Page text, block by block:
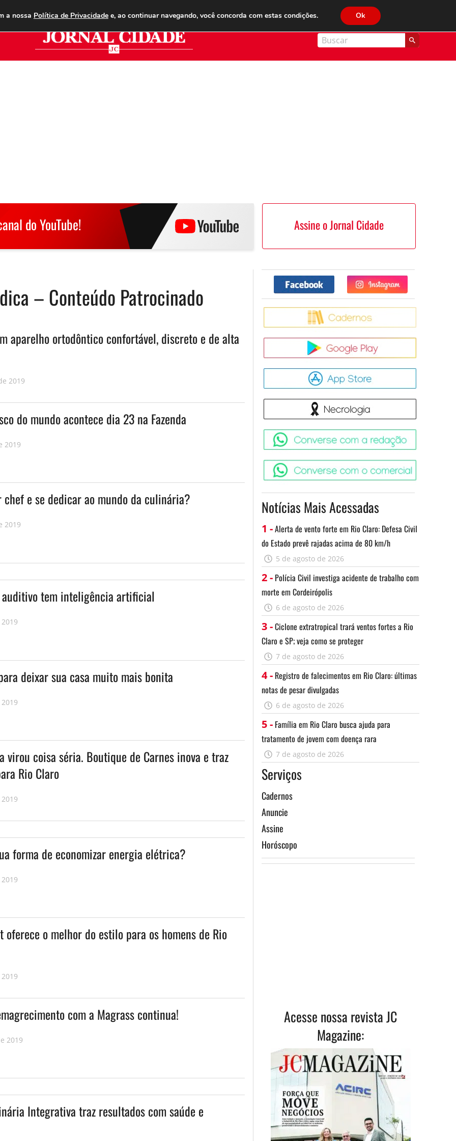
ANUNCIE ASSINE CONTATO PUBLICIDADE LEGAL JC FM 89.1
do YouTube! Assine o Jornal Cidade
– Conteúdo Patrocinado
aparelho ortodôntico confortável, discreto e de alta
2019
do mundo acontece dia 23 na Fazenda
2019
chef e se dedicar ao mundo da culinária?
2019
auditivo tem inteligência artificial
deixar sua casa muito mais bonita
virou coisa séria. Boutique de Carnes inova e traz
Rio Claro
forma de economizar energia elétrica?
oferece o melhor do estilo para os homens de Rio
com a Magrass continua!
2019
Integrativa traz resultados com saúde e
Facebook Twitter
Notícias Mais Acessadas
1 -Alerta de vento forte em Rio Claro: Defesa Civil
do Estado prevê rajadas acima de 80 km/h
5 de agosto de 2026
2 - Polícia Civil investiga acidente de trabalho com
morte em Cordeirópolis
6 de agosto de 2026
3 -Ciclone extratropical trará ventos fortes a Rio
Claro e SP; veja como se proteger
7 de agosto de 2026
4 - Registro de falecimentos em Rio Claro: últimas
notas de pesar divulgadas
6 de agosto de 2026
5 - Família em Rio Claro busca ajuda para
tratamento de jovem com doença rara
7 de agosto de 2026
Serviços
Cadernos
Anuncie
Assine
Horóscopo
Acesse nossa revista JC
Magazine:
a nossa Política de Privacidadee, ao continuar navegando, você concorda com estas condições. Ok